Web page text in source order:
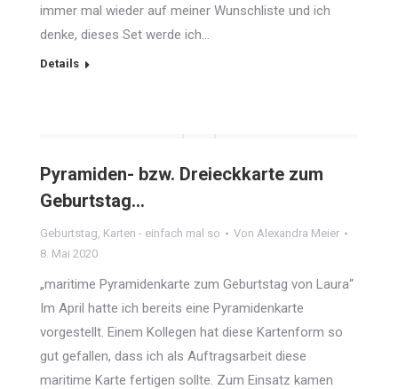
immer mal wieder auf meiner Wunschliste und ich
denke, dieses Set werde ich…
Details
Pyramiden- bzw. Dreieckkarte zum
Geburtstag…
Geburtstag, Karten - einfach mal so Von Alexandra Meier
8. Mai 2020
„maritime Pyramidenkarte zum Geburtstag von Laura“
Im April hatte ich bereits eine Pyramidenkarte
vorgestellt. Einem Kollegen hat diese Kartenform so
gut gefallen, dass ich als Auftragsarbeit diese
maritime Karte fertigen sollte. Zum Einsatz kamen